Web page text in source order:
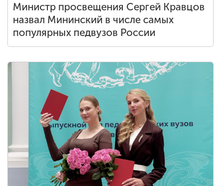
Министр просвещения Сергей Кравцов
назвал Мининский в числе самых
популярных педвузов России